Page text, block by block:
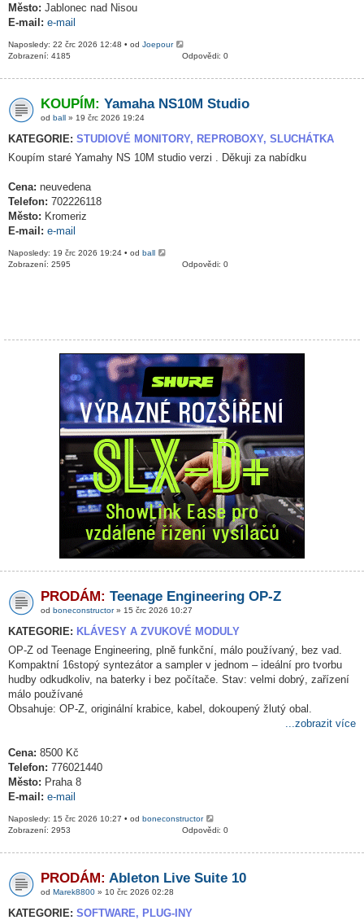
Město: Jablonec nad Nisou
E-mail: e-mail
Naposledy: 22 črc 2026 12:48 • od Joepour
Odpovědi: 0
Zobrazení: 4185
KOUPÍM: Yamaha NS10M Studio
od ball » 19 črc 2026 19:24
KATEGORIE: STUDIOVÉ MONITORY, REPROBOXY, SLUCHÁTKA
Koupím staré Yamahy NS 10M studio verzi . Děkuji za nabídku
Cena: neuvedena
Telefon: 702226118
Město: Kromeriz
E-mail: e-mail
Naposledy: 19 črc 2026 19:24 • od ball
Odpovědi: 0
Zobrazení: 2595
PRODÁM: Teenage Engineering OP-Z
od boneconstructor» 15 črc 2026 10:27
KATEGORIE: KLÁVESY A ZVUKOVÉ MODULY
OP-Z od Teenage Engineering, plně funkční, málo používaný, bez vad.
Kompaktní 16stopý syntezátor a sampler v jednom – ideální pro tvorbu
hudby odkudkoliv, na baterky i bez počítače. Stav: velmi dobrý, zařízení
málo používané
Obsahuje: OP-Z, originální krabice, kabel, dokoupený žlutý obal.
...zobrazit více
Cena: 8500 Kč
Telefon: 776021440
Město: Praha 8
E-mail: e-mail
Naposledy: 15 črc 2026 10:27 • od boneconstructor
Odpovědi: 0
Zobrazení: 2953
PRODÁM: Ableton Live Suite 10
od Marek8800 » 10 črc 2026 02:28
KATEGORIE: SOFTWARE, PLUG-INY